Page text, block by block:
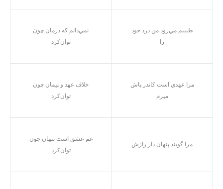
طبيبم مي‌رود من درد خود
را
نمي‌دانم که درمان چون
توان‌کرد
مرا عهدي است کاندر پاش
ميرم
خلاف عهد و پيمان چون
توان‌کرد
مرا گويند پنهان دار رازش
غم عشق است پنهان چون
توان‌کرد